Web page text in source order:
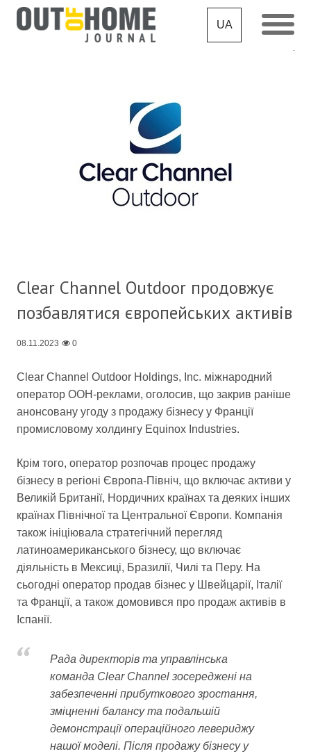
UA
Clear Channel Outdoor продовжує
позбавлятися європейських активів
08.11.2023 0
Clear Channel Outdoor Holdings, Inc. міжнародний
оператор OOH-реклами, оголосив, що закрив раніше
анонсовану угоду з продажу бізнесу у Франції
промисловому холдингу Equinox Industries.
Крім того, оператор розпочав процес продажу
бізнесу в регіоні Європа-Північ, що включає активи у
Великій Британії, Нордичних країнах та деяких інших
країнах Північної та Центральної Європи. Компанія
також ініціювала стратегічний перегляд
латиноамериканського бізнесу, що включає
діяльність в Мексиці, Бразилії, Чилі та Перу. На
сьогодні оператор продав бізнес у Швейцарії, Італії
та Франції, а також домовився про продаж активів в
Іспанії.
Рада директорів та управлінська
команда Clear Channel зосереджені на
забезпеченні прибуткового зростання,
зміцненні балансу та подальшій
демонстрації операційного левериджу
нашої моделі. Після продажу бізнесу у